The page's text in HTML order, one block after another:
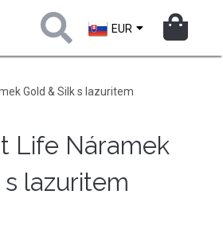
EUR
Gold & Silk s lazuritem
Life Náramek
s lazuritem